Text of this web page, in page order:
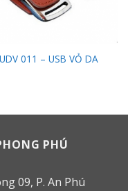
UDV 011 – USB VỎ DA
PHÚ
09, P. An Phú